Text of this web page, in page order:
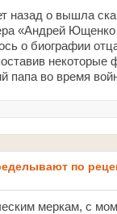
назад о вышла
«Андрей
о биографии
некоторые
папа во время
по
меркам, с